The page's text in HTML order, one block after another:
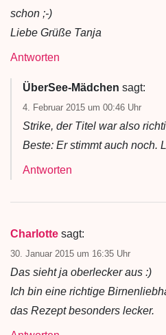
schon ;-)
Liebe Grüße Tanja
Antworten
ÜberSee-Mädchen sagt:
4. Februar 2015 um 00:46 Uhr
Strike, der Titel war also
Beste: Er stimmt auch noch.
Antworten
Charlotte sagt:
30. Januar 2015 um 16:35 Uhr
Das sieht ja oberlecker aus :)
Ich bin eine richtige
das Rezept besonders lecker.